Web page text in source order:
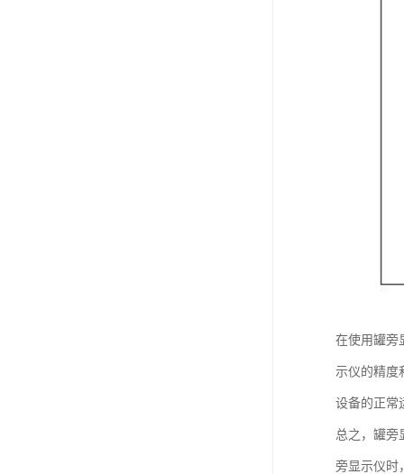
在使用罐旁
示仪的精度
设备的正常
总之，罐旁
旁显示仪时